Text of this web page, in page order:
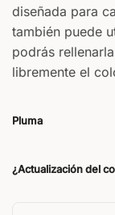
diseñada para
también puede
podrás
libremente el
Pluma
¿Actualización del